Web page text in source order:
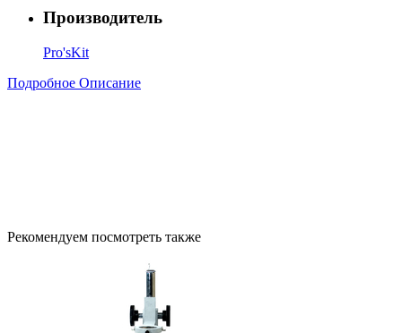
Производитель
Pro'sKit
Подробное Описание
Рекомендуем посмотреть также